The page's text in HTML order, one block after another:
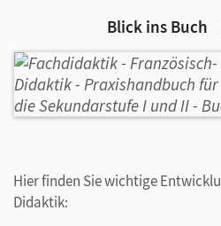
Blick ins Buch
Hier finden Sie wichtige
Didaktik: